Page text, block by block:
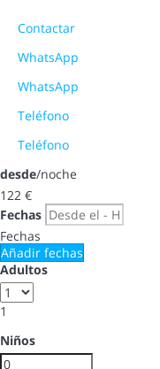
Contactar
WhatsApp
WhatsApp
Teléfono
Teléfono
desde/noche
122 €
Fechas
Fechas
Añadir fechas
Adultos
1
Niños